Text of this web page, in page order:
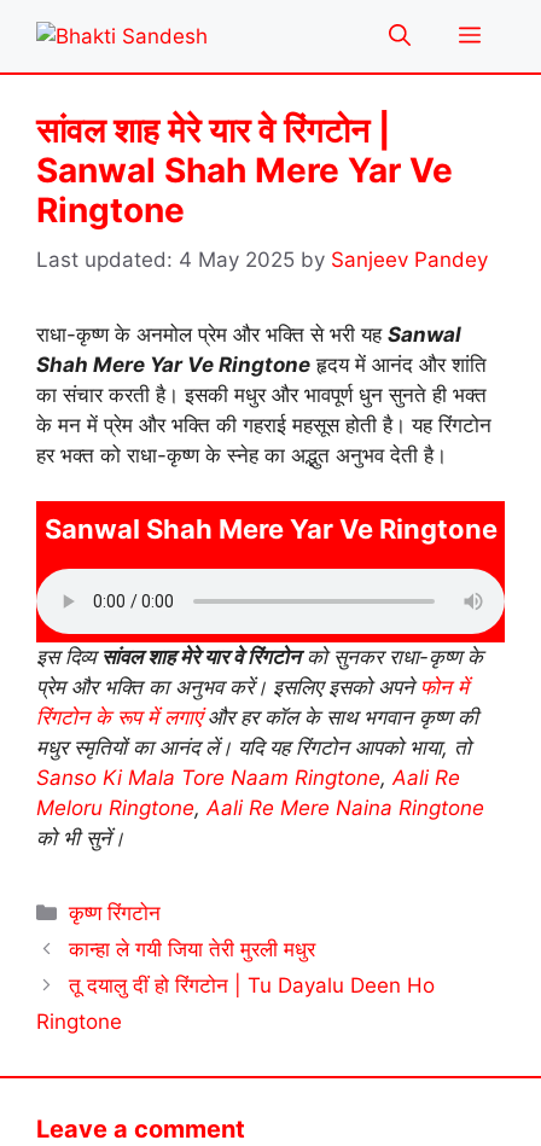
content
Menu
सांवल शाह मेरे यार वे रिंगटोन |
Sanwal Shah Mere Yar Ve
Ringtone
4 May 2025 by Sanjeev Pandey
राधा-कृष्ण के अनमोल प्रेम और भक्ति से भरी यह Sanwal
Shah Mere Yar Ve Ringtone हृदय में आनंद और शांति
का संचार करती है। इसकी मधुर और भावपूर्ण धुन सुनते ही भक्त
के मन में प्रेम और भक्ति की गहराई महसूस होती है। यह रिंगटोन
हर भक्त को राधा-कृष्ण के स्नेह का अद्भुत अनुभव देती है।
Sanwal Shah Mere Yar Ve Ringtone
इस दिव्य सांवल शाह मेरे यार वे रिंगटोनको सुनकर राधा-कृष्ण के
प्रेम और भक्ति का अनुभव करें। इसलिए इसको अपनेफोन में
रिंगटोन के रूप में लगाएंऔर हर कॉल के साथ भगवान कृष्ण की
मधुर स्मृतियों का आनंद लें। यदि यह रिंगटोन आपको भाया, तो
Sanso Ki Mala Tore Naam Ringtone,Aali Re
Meloru Ringtone,Aali Re Mere Naina Ringtone
को भी सुनें।
Categories
कृष्ण रिंगटोन
कान्हा ले गयी जिया तेरी मुरली मधुर
तू दयालु दीं हो रिंगटोन | Tu Dayalu Deen Ho
Ringtone
Leave a comment